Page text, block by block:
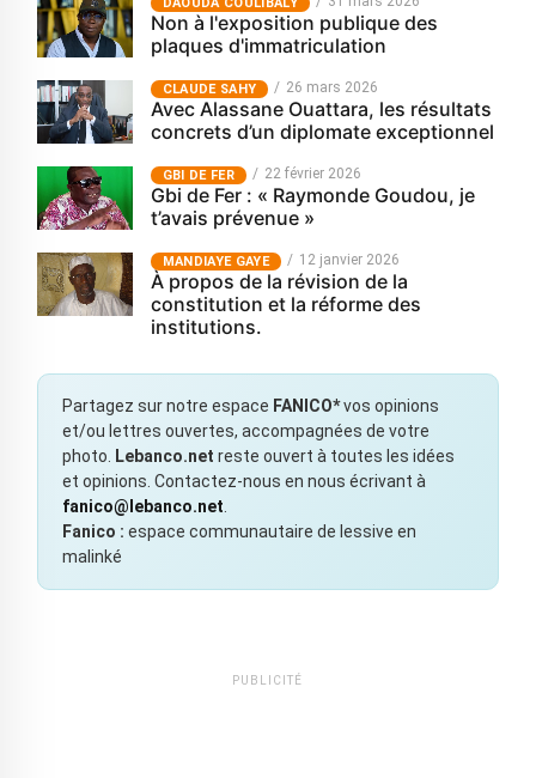
Non à l'exposition publique des
plaques d'immatriculation
CLAUDE SAHY 26 mars 2026
Avec Alassane Ouattara, les résultats
concrets d’un diplomate exceptionnel
GBI DE FER 22 février 2026
Gbi de Fer : « Raymonde Goudou, je
t’avais prévenue »
MANDIAYE GAYE 12 janvier 2026
À propos de la révision de la
constitution et la réforme des
institutions.
Partagez sur notre espace FANICO*vos opinions
et/ou lettres ouvertes, accompagnées de votre
photo.
Lebanco.net reste ouvert à toutes les idées
et opinions. Contactez-nous en nous écrivant à
fanico@lebanco.net
Fanico : espace communautaire de lessive en
malinké
PUBLICITÉ